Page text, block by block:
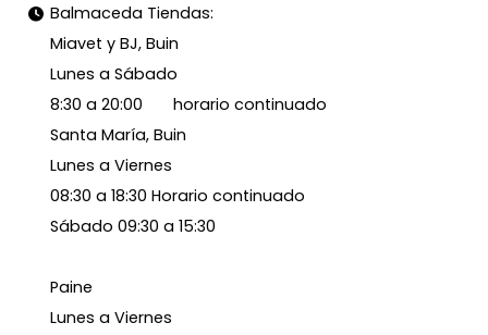
Balmaceda Tiendas:
Miavet y BJ, Buin
Lunes a Sábado
8:30 a 20:00 horario continuado
Santa María, Buin
Lunes a Viernes
08:30 a 18:30 Horario continuado
Sábado 09:30 a 15:30
Paine
Lunes a Viernes